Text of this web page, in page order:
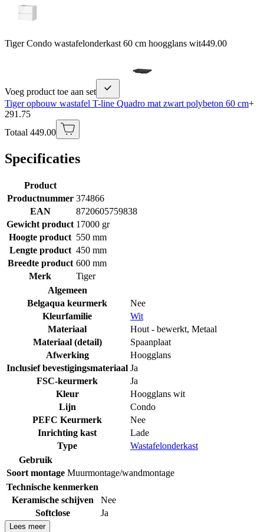
Tiger Condo wastafelonderkast 60 cm hoogglans wit449.00
Voeg product toe aan set
Tiger opbouw wastafel T-line Quadro mat zwart polybeton 60 cm+
291.75
Totaal 449.00
Specificaties
Product
Productnummer 374866
EAN
8720605759838
Gewicht product 17000 gr
Hoogte product 550 mm
Lengte product 450 mm
Breedte product 600 mm
Merk
Tiger
Algemeen
Belgaqua keurmerk
Nee
Kleurfamilie
Wit
Materiaal
Hout - bewerkt, Metaal
Materiaal (detail)
Spaanplaat
Afwerking
Hoogglans
Inclusief bevestigingsmateriaal Ja
FSC-keurmerk
Ja
Kleur
Hoogglans wit
Lijn
Condo
PEFC Keurmerk
Nee
Inrichting kast
Lade
Type
Wastafelonderkast
Gebruik
Soort montage Muurmontage/wandmontage
Technische kenmerken
Keramische schijven
Nee
Softclose
Ja
Lees meer